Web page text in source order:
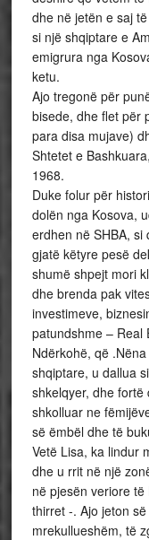
dhe në jetën e saj
si një shqiptare e
emigrura nga
ketu.
Ajo tregonë për
bisede, dhe flet për
para disa mujave)
Shtetet e
1968.
Duke folur për
dolën nga Kosova,
erdhen në SHBA,
gjatë këtyre pesë
shumë shpejt mori
dhe brenda pak
investimeve,
patundshme – Real
Ndërkohë, që
shqiptare, u dallua
shkelqyer, dhe
shkolluar ne
së ëmbël dhe të
Vetë Lisa, ka lindur
dhe u rrit në një
në pjesën veriore të
thirret -. Ajo jeton
mrekullueshëm, të